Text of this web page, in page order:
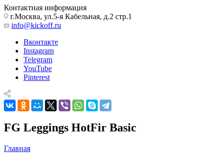
Контактная информация
г.Москва, ул.5-я Кабельная, д.2 стр.1
info@kickoff.ru
Вконтакте
Instagram
Telegram
YouTube
Pinterest
FG Leggings HotFir Basic
Главная